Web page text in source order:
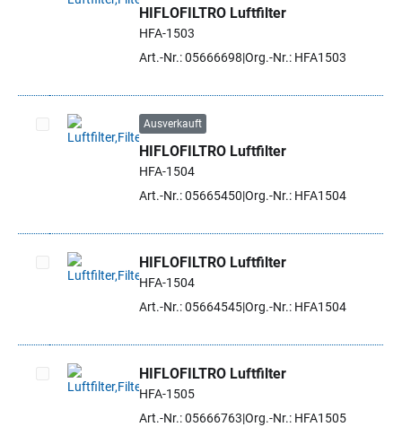
Artikel auswählen
HIFLOFILTRO Luftfilter
HFA-1503
Art.-Nr.: 05666698 Org.-Nr.: HFA1503
Artikel auswählen
Ausverkauft
HIFLOFILTRO Luftfilter
HFA-1504
Art.-Nr.: 05665450 Org.-Nr.: HFA1504
Artikel auswählen
HIFLOFILTRO Luftfilter
HFA-1504
Art.-Nr.: 05664545Org.-Nr.: HFA1504
Artikel auswählen
HIFLOFILTRO Luftfilter
HFA-1505
Art.-Nr.: 05666763 Org.-Nr.: HFA1505